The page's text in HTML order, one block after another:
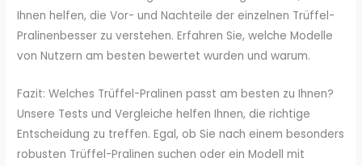
Ihnen helfen, die Vor- und Nachteile der einzelnen Trüffel-
Pralinenbesser zu verstehen. Erfahren Sie, welche Modelle
von Nutzern am besten bewertet wurden und warum.
Fazit: Welches Trüffel-Pralinen passt am besten zu Ihnen?
Unsere Tests und Vergleiche helfen Ihnen, die richtige
Entscheidung zu treffen. Egal, ob Sie nach einem besonders
robusten Trüffel-Pralinen suchen oder ein Modell mit